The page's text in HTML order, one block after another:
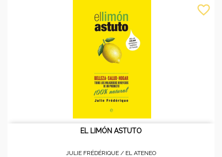
EL LIMÓN ASTUTO
JULIE FRÉDÉRIQUE / EL ATENEO
favorite_border